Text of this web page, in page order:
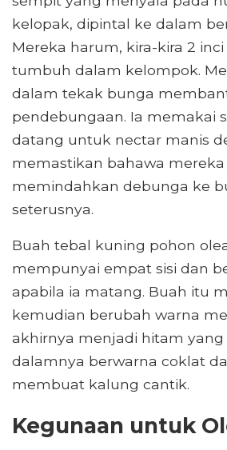
kelopak, dipintal ke dalam
Mereka harum, kira-kira 2
tumbuh dalam kelompok.
dalam tekak bunga
pendebungaan. Ia memakai
datang untuk nectar manis
memastikan bahawa mereka
memindahkan debunga ke
seterusnya.
Buah tebal kuning pohon
mempunyai empat sisi dan
apabila ia matang. Buah itu
kemudian berubah warna
akhirnya menjadi hitam yang
dalamnya berwarna coklat
membuat kalung cantik.
Kegunaan untuk